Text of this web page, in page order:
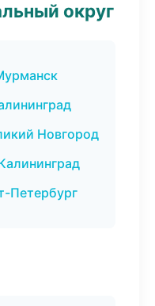
округ
Новгород
Петербург